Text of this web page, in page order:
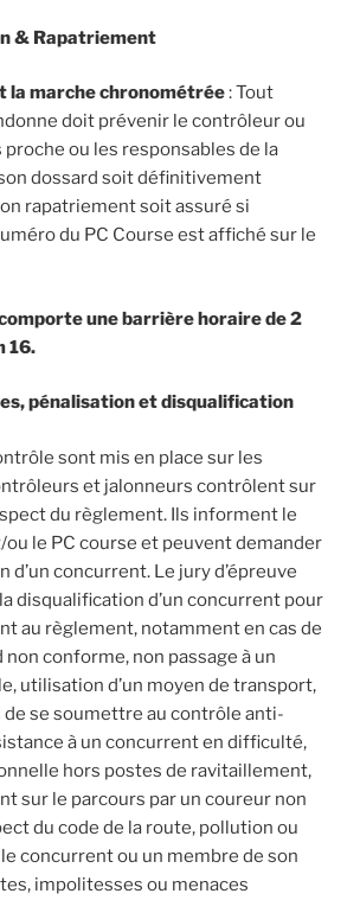
& Rapatriement
la marche chronométrée: Tout
doit prévenir le contrôleur ou
ou les responsables de la
dossard soit définitivement
rapatriement soit assuré si
du PC Course est affiché sur le
une barrière horaire de 2
16.
pénalisation et disqualification
sont mis en place sur les
et jalonneurs contrôlent sur
du règlement. Ils informent le
le PC course et peuvent demander
d’un concurrent. Le jury d’épreuve
disqualification d’un concurrent pour
au règlement, notamment en cas de
non conforme, non passage à un
utilisation d’un moyen de transport,
de se soumettre au contrôle anti-
à un concurrent en difficulté,
hors postes de ravitaillement,
sur le parcours par un coureur non
du code de la route, pollution ou
concurrent ou un membre de son
impolitesses ou menaces